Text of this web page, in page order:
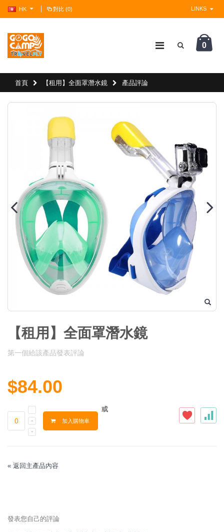
HK 對比 (0) LINKS
0
首頁 【租用】全面罩潛水鏡 產品評論
【租用】全面罩潛水鏡
第一個給該產品發表評論
$84.00
加入購物車
或
« 返回主產品內容
發表您自己的評論